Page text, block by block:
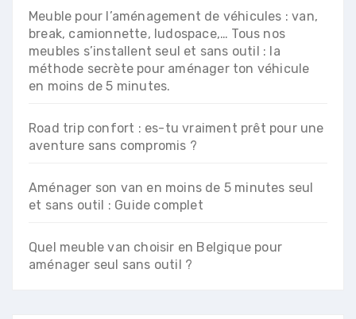
Meuble pour l’aménagement de véhicules : van,
break, camionnette, ludospace,… Tous nos
meubles s’installent seul et sans outil : la
méthode secrète pour aménager ton véhicule
en moins de 5 minutes.
Road trip confort : es-tu vraiment prêt pour une
aventure sans compromis ?
Aménager son van en moins de 5 minutes seul
et sans outil : Guide complet
Quel meuble van choisir en Belgique pour
aménager seul sans outil ?